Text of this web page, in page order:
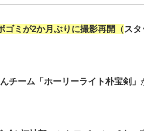
ミが2か月ぶりに撮影再開（スタ
チーム「ホーリーライト朴宝剣」